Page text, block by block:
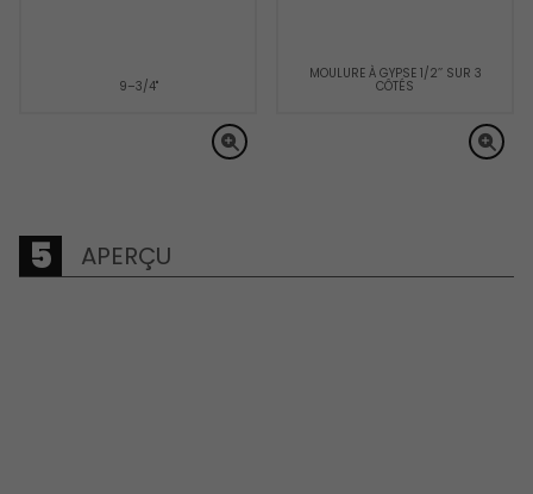
9–3/4"
MOULURE À GYPSE 1/2’’ SUR 3
CÔTÉS
APERÇU